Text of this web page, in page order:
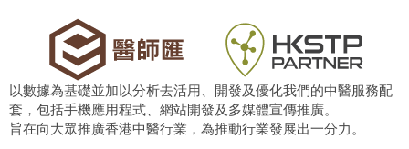
以數據為基礎並加以分析去活用、開發及優化我們的中醫服務配
套，包括手機應用程式、網站開發及多媒體宣傳推廣。
旨在向大眾推廣香港中醫行業，為推動行業發展出一分力。